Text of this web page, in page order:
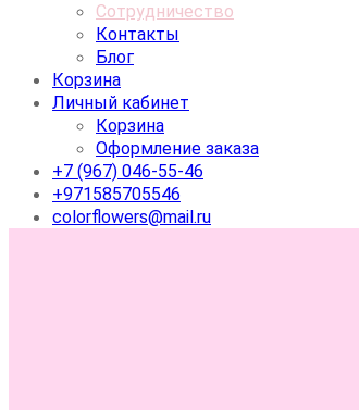
Сотрудничество
Контакты
Блог
Корзина
Личный кабинет
Корзина
Оформление заказа
+7 (967) 046-55-46
+971585705546
colorflowers@mail.ru